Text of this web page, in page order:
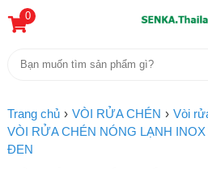
0
Trang chủ VÒI RỬA CHÉN
Vòi
VÒI RỬA CHÉN NÓNG LẠNH
ĐEN